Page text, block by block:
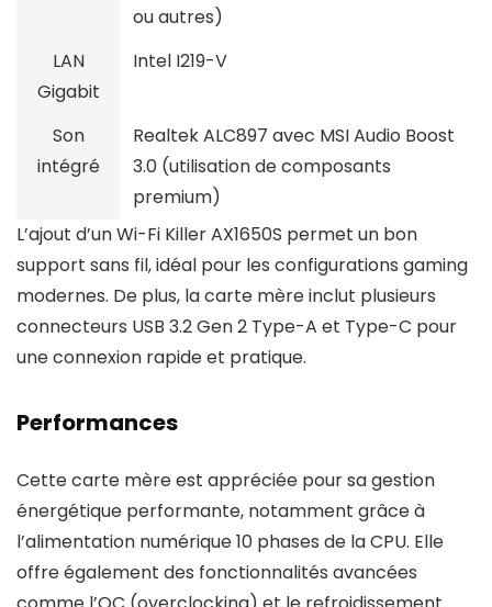
ou autres)
LAN
Gigabit
Intel I219-V
Son
intégré
Realtek ALC897 avec MSI Audio Boost
3.0 (utilisation de composants
premium)
L’ajout d’un Wi-Fi Killer AX1650S permet un bon
support sans fil, idéal pour les configurations gaming
modernes. De plus, la carte mère inclut plusieurs
connecteurs USB 3.2 Gen 2 Type-A et Type-C pour
une connexion rapide et pratique.
Performances
Cette carte mère est appréciée pour sa gestion
énergétique performante, notamment grâce à
l’alimentation numérique 10 phases de la CPU. Elle
offre également des fonctionnalités avancées